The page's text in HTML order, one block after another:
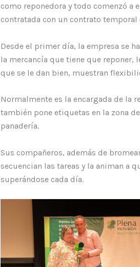
como reponedora y todo comenzó a
contratada con un contrato temporal
Desde el primer día, la empresa se
la mercancía que tiene que reponer,
que se le dan bien, muestran
Normalmente es la encargada de la
también pone etiquetas en la zona
panadería.
Sus compañeros, además de
secuencian las tareas y la animan a
superándose cada día.